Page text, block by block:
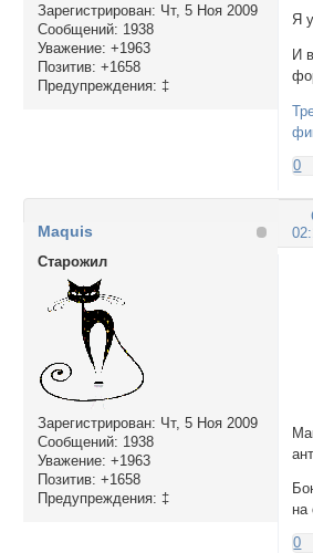
Зарегистрирован: Чт, 5 Ноя 2009
Сообщений: 1938
Уважение: +1963
Позитив: +1658
Предупреждения: ‡
Я
И
0
Maquis
Cтарожил
Зарегистрирован: Чт, 5 Ноя 2009
Сообщений: 1938
Уважение: +1963
Позитив: +1658
Предупреждения: ‡
на
0